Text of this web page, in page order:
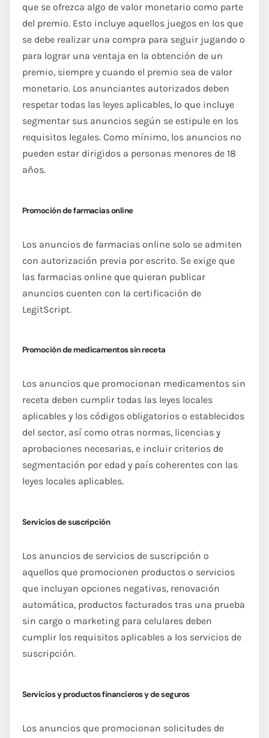
que se ofrezca algo de valor monetario como parte
del premio. Esto incluye aquellos juegos en los que
se debe realizar una compra para seguir jugando o
para lograr una ventaja en la obtención de un
premio, siempre y cuando el premio sea de valor
monetario. Los anunciantes autorizados deben
respetar todas las leyes aplicables, lo que incluye
segmentar sus anuncios según se estipule en los
requisitos legales. Como mínimo, los anuncios no
pueden estar dirigidos a personas menores de 18
años.
Promoción de farmacias online
Los anuncios de farmacias online solo se admiten
con autorización previa por escrito. Se exige que
las farmacias online que quieran publicar
anuncios cuenten con la certificación de
LegitScript.
Promoción de medicamentos sin receta
Los anuncios que promocionan medicamentos sin
receta deben cumplir todas las leyes locales
aplicables y los códigos obligatorios o establecidos
del sector, así como otras normas, licencias y
aprobaciones necesarias, e incluir criterios de
segmentación por edad y país coherentes con las
leyes locales aplicables.
Servicios de suscripción
Los anuncios de servicios de suscripción o
aquellos que promocionen productos o servicios
que incluyan opciones negativas, renovación
automática, productos facturados tras una prueba
sin cargo o marketing para celulares deben
cumplir los requisitos aplicables a los servicios de
suscripción.
Servicios y productos financieros y de seguros
Los anuncios que promocionan solicitudes de